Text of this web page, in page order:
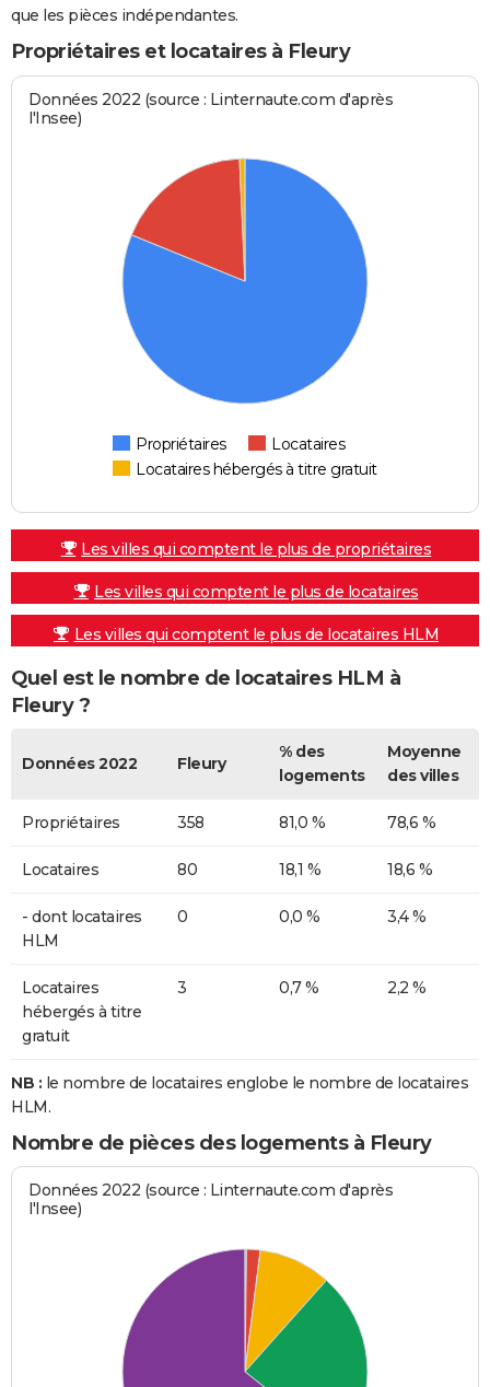
que les pièces indépendantes.
Propriétaires et locataires à Fleury
Données 2022 (source : Linternaute.com d'après
l'Insee)
Propriétaires
Locataires
Locataires hébergés à titre gratuit
Les villes qui comptent le plus de propriétaires
Les villes qui comptent le plus de locataires
Les villes qui comptent le plus de locataires HLM
Quel est le nombre de locataires HLM à
Fleury ?
Données 2022 Fleury
% des
logements
Moyenne
des villes
Propriétaires 358 81,0 % 78,6 %
Locataires 80 18,1 % 18,6 %
- dont locataires
HLM
0 0,0 % 3,4 %
Locataires
hébergés à titre
gratuit
3 0,7 % 2,2 %
NB : le nombre de locataires englobe le nombre de locataires
HLM.
Nombre de pièces des logements à Fleury
Données 2022 (source : Linternaute.com d'après
l'Insee)